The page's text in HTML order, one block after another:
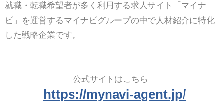
就職・転職希望者が多く利用する求人サイト「マイナ
ビ」を運営するマイナビグループの中で人材紹介に特化
した戦略企業です。
公式サイトはこちら
https://mynavi-agent.jp/